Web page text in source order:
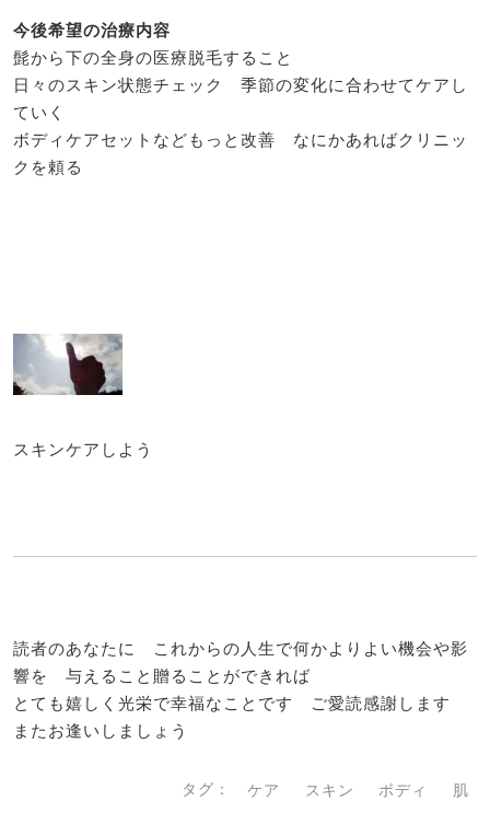
今後希望の治療内容
髭から下の全身の医療脱毛すること
日々のスキン状態チェック 季節の変化に合わせてケアし
ていく
ボディケアセットなどもっと改善 なにかあればクリニッ
クを頼る
スキンケアしよう
読者のあなたに これからの人生で何かよりよい機会や影
響を 与えること贈ることができれば
とても嬉しく光栄で幸福なことです ご愛読感謝します
またお逢いしましょう
タグ： ケア スキン ボディ 肌